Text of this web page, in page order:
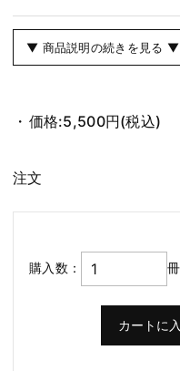
▼ 商品説明の続きを見る ▼
価格:5,500円(税込)
注文
購入数： 冊